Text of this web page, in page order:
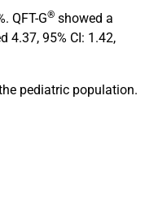
QFT-G® showed a
4.37, 95% CI: 1.42,
pediatric population.